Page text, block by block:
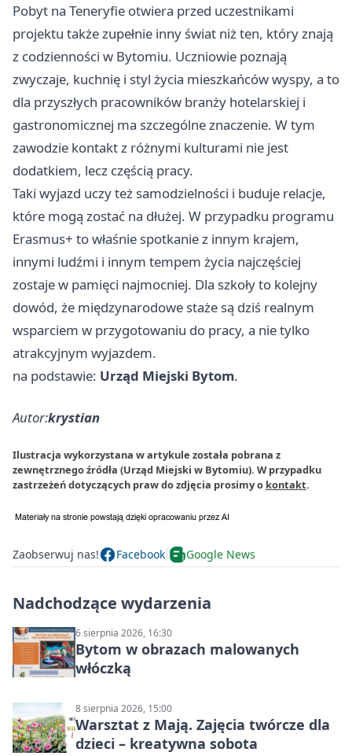
Pobyt na Teneryfie otwiera przed uczestnikami
projektu także zupełnie inny świat niż ten, który znają
z codzienności w Bytomiu. Uczniowie poznają
zwyczaje, kuchnię i styl życia mieszkańców wyspy, a to
dla przyszłych pracowników branży hotelarskiej i
gastronomicznej ma szczególne znaczenie. W tym
zawodzie kontakt z różnymi kulturami nie jest
dodatkiem, lecz częścią pracy.
Taki wyjazd uczy też samodzielności i buduje relacje,
które mogą zostać na dłużej. W przypadku programu
Erasmus+ to właśnie spotkanie z innym krajem,
innymi ludźmi i innym tempem życia najczęściej
zostaje w pamięci najmocniej. Dla szkoły to kolejny
dowód, że międzynarodowe staże są dziś realnym
wsparciem w przygotowaniu do pracy, a nie tylko
atrakcyjnym wyjazdem.
na podstawie: Urząd Miejski Bytom.
Autor:krystian
Ilustracja wykorzystana w artykule została pobrana z
zewnętrznego źródła (Urząd Miejski w Bytomiu). W przypadku
zastrzeżeń dotyczących praw do zdjęcia prosimy o kontakt.
Zaobserwuj nas! Facebook Google News
Nadchodzące wydarzenia
6 sierpnia 2026, 16:30
Bytom w obrazach malowanych
włóczką
8 sierpnia 2026, 15:00
Warsztat z Mają. Zajęcia twórcze dla
dzieci – kreatywna sobota